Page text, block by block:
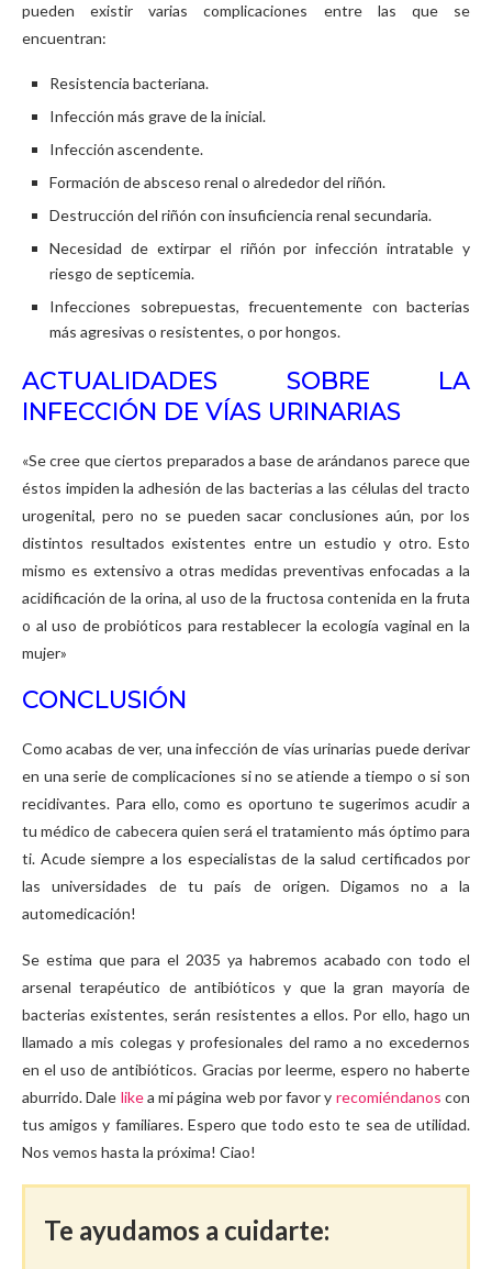
pueden existir varias complicaciones entre las que se
encuentran:
Resistencia bacteriana.
Infección más grave de la inicial.
Infección ascendente.
Formación de absceso renal o alrededor del riñón.
Destrucción del riñón con insuficiencia renal secundaria.
Necesidad de extirpar el riñón por infección intratable y
riesgo de septicemia.
Infecciones sobrepuestas, frecuentemente con bacterias
más agresivas o resistentes, o por hongos.
ACTUALIDADES SOBRE LA
INFECCIÓN DE VÍAS URINARIAS
«Se cree que ciertos preparados a base de arándanos parece que
éstos impiden la adhesión de las bacterias a las células del tracto
urogenital, pero no se pueden sacar conclusiones aún, por los
distintos resultados existentes entre un estudio y otro. Esto
mismo es extensivo a otras medidas preventivas enfocadas a la
acidificación de la orina, al uso de la fructosa contenida en la fruta
o al uso de probióticos para restablecer la ecología vaginal en la
mujer»
CONCLUSIÓN
Como acabas de ver, una infección de vías urinarias puede derivar
en una serie de complicaciones si no se atiende a tiempo o si son
recidivantes. Para ello, como es oportuno te sugerimos acudir a
tu médico de cabecera quien será el tratamiento más óptimo para
ti. Acude siempre a los especialistas de la salud certificados por
las universidades de tu país de origen. Digamos no a la
automedicación!
Se estima que para el 2035 ya habremos acabado con todo el
arsenal terapéutico de antibióticos y que la gran mayoría de
bacterias existentes, serán resistentes a ellos. Por ello, hago un
llamado a mis colegas y profesionales del ramo a no excedernos
en el uso de antibióticos. Gracias por leerme, espero no haberte
aburrido. Dale likea mi página web por favor y recomiéndanos con
tus amigos y familiares. Espero que todo esto te sea de utilidad.
Nos vemos hasta la próxima! Ciao!
Te ayudamos a cuidarte: